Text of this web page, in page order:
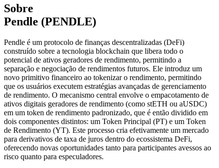
Sobre
Pendle (PENDLE)
Pendle é um protocolo de finanças descentralizadas (DeFi)
construído sobre a tecnologia blockchain que libera todo o
potencial de ativos geradores de rendimento, permitindo a
separação e negociação de rendimentos futuros. Ele introduz um
novo primitivo financeiro ao tokenizar o rendimento, permitindo
que os usuários executem estratégias avançadas de gerenciamento
de rendimento. O mecanismo central envolve o empacotamento de
ativos digitais geradores de rendimento (como stETH ou aUSDC)
em um token de rendimento padronizado, que é então dividido em
dois componentes distintos: um Token Principal (PT) e um Token
de Rendimento (YT). Este processo cria efetivamente um mercado
para derivativos de taxa de juros dentro do ecossistema DeFi,
oferecendo novas oportunidades tanto para participantes avessos ao
risco quanto para especuladores.